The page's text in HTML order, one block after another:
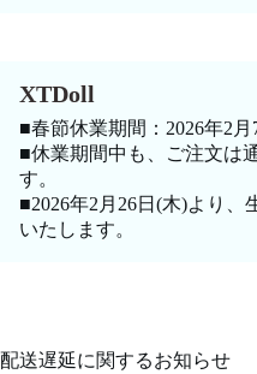
XTDoll
■春節休業期間：2026年2
■休業期間中も、ご注文は
す。
■2026年2月26日(木)より、
いたします。
配送遅延に関するお知らせ